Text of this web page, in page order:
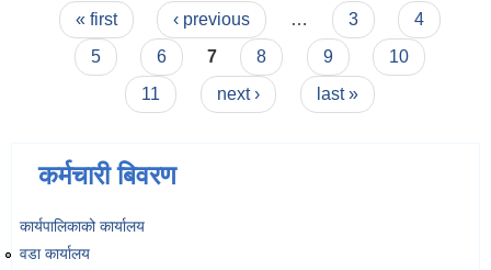
Pages
« first ‹ previous … 3
4
5
6 7 8 9
10
11
next › last »
कर्मचारी बिवरण
कार्यपालिकाको कार्यालय
वडा कार्यालय